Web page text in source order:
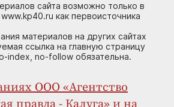
сайта возможно только в
как первоисточника
материалов на других сайтах
ссылка на главную страницу
index, no-follow обязательна.
ООО «Агентство